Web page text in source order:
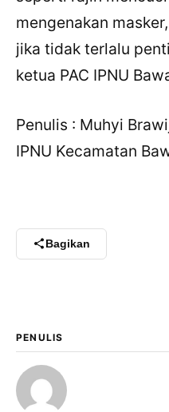
mengenakan
jika tidak terlalu
ketua PAC IPNU
Penulis : Muhyi
IPNU Kecamatan
Bagikan
PENULIS
X / Twitter